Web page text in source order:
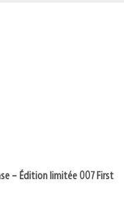
– Édition limitée 007 First